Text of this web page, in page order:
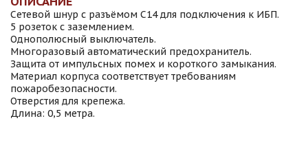
Сетевой шнур с разъёмом C14 для подключения к ИБП.
5 розеток с заземлением.
Однополюсный выключатель.
Многоразовый автоматический предохранитель.
Защита от импульсных помех и короткого замыкания.
Материал корпуса соответствует требованиям
пожаробезопасности.
Отверстия для крепежа.
Длина: 0,5 метра.